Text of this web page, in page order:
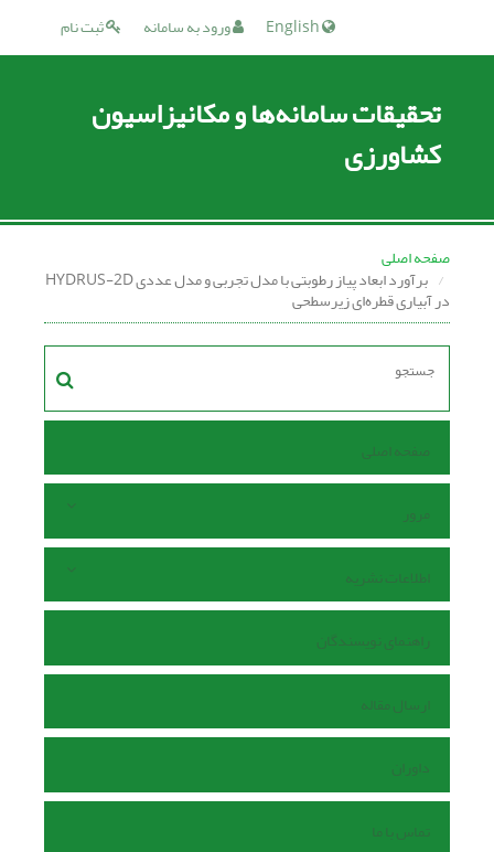
ثبت نام ورود به سامانه
تحقیقات سامانه‌ها و مکانیزاسیون
کشاورزی
صفحه اصلی
برآورد ابعاد پیاز رطوبتی با مدل تجربی و مدل عددی HYDRUS-2D
در آبیاری قطره‌ای زیرسطحی
صفحه اصلی
مرور
اطلاعات نشریه
راهنمای نویسندگان
ارسال مقاله
داوران
تماس با ما